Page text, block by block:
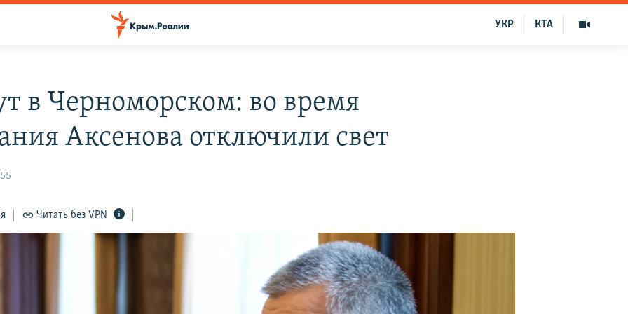
КТА
УКР
в Черноморском: во время
Аксенова отключили свет
Читать без VPN